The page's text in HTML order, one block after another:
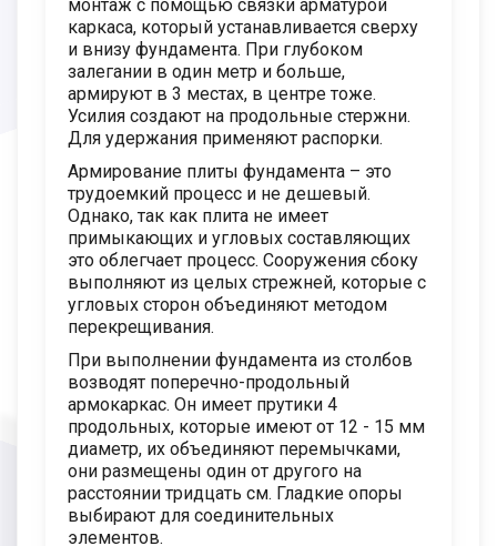
монтаж с помощью связки арматурой
каркаса, который устанавливается сверху
и внизу фундамента. При глубоком
залегании в один метр и больше,
армируют в 3 местах, в центре тоже.
Усилия создают на продольные стержни.
Для удержания применяют распорки.
Армирование плиты фундамента – это
трудоемкий процесс и не дешевый.
Однако, так как плита не имеет
примыкающих и угловых составляющих
это облегчает процесс. Сооружения сбоку
выполняют из целых стрежней, которые с
угловых сторон объединяют методом
перекрещивания.
При выполнении фундамента из столбов
возводят поперечно-продольный
армокаркас. Он имеет прутики 4
продольных, которые имеют от 12 - 15 мм
диаметр, их объединяют перемычками,
они размещены один от другого на
расстоянии тридцать см. Гладкие опоры
выбирают для соединительных
элементов.